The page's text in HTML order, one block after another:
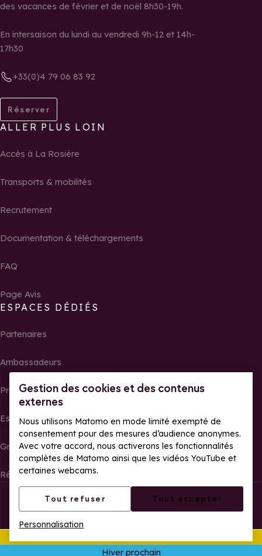
Gestion des cookies et des contenus
externes
Nous utilisons Matomo en mode limité exempté de
consentement pour des mesures d’audience anonymes.
Avec votre accord, nous activerons les fonctionnalités
complètes de Matomo ainsi que les vidéos YouTube et
certaines webcams.
Tout refuser Tout accepter
Personnalisation
des vacances de février et de noël 8h30-19h.
En intersaison du lundi au vendredi 9h-12 et 14h-
17h30
+33(0)4 79 06 83 92
Réserver
ALLER PLUS LOIN
Accès à La Rosière
Transports & mobilités
Recrutement
Documentation & téléchargements
FAQ
Page Avis
ESPACES DÉDIÉS
Partenaires
Ambassadeurs
Propriétaires
Espace presse
Groupes, séminaires et tour operator
Résultats et photos de courses
Tous droits réservés La Rosière
Mentions légales
Accessibilité web : partiellement conforme
Hiver prochain